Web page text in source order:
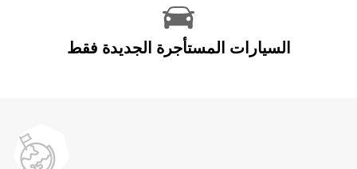
السيارات المستأجرة الجديدة فقط